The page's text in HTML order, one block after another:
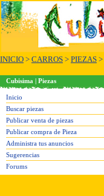
INICIO > CARROS > PIEZAS >
Cubisima | Piezas
Inicio
Buscar piezas
Publicar venta de piezas
Publicar compra de Pieza
Administra tus anuncios
Sugerencias
Forums